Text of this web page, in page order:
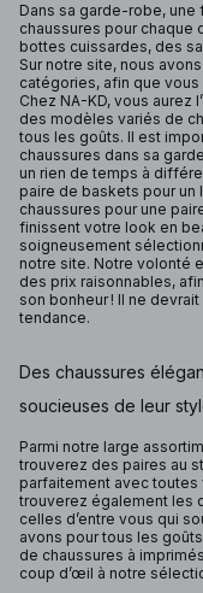
Dans sa garde-robe,
chaussures pour chaque
bottes cuissardes, des
Sur notre site, nous
catégories, afin que
Chez NA-KD, vous aurez
des modèles variés de
tous les goûts. Il est
chaussures dans sa
un rien de temps à
paire de baskets pour
chaussures pour une
finissent votre look en
soigneusement
notre site. Notre volonté
des prix raisonnables,
son bonheur ! Il ne
tendance.
Des chaussures
soucieuses de leur
Parmi notre large
trouverez des paires au
parfaitement avec
trouverez également les
celles d’entre vous qui
avons pour tous les
de chaussures à
coup d’œil à notre